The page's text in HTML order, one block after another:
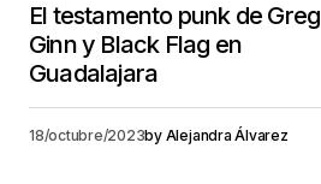
El testamento punk de Greg
Ginn y Black Flag en
Guadalajara
18/octubre/2023by Alejandra Álvarez